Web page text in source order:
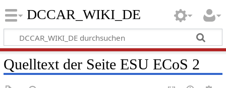
DCCAR_WIKI_DE
Quelltext der Seite ESU ECoS 2